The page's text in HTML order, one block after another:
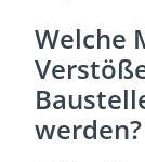
Welche
werden?